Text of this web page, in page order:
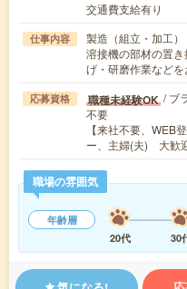
交通費支給有り
仕事内容
製造（組立・加工）
溶接機の部材の置
げ・研磨作業など
応募資格 職種未経験OK / ブ
不要
【来社不要、WEB
ー、主婦(夫) 大歓
職場の雰囲気
年齢層
20代
30